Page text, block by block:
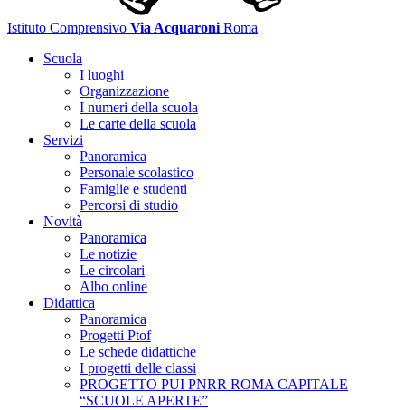
Istituto Comprensivo Via Acquaroni Roma
Scuola
I luoghi
Organizzazione
I numeri della scuola
Le carte della scuola
Servizi
Panoramica
Personale scolastico
Famiglie e studenti
Percorsi di studio
Novità
Panoramica
Le notizie
Le circolari
Albo online
Didattica
Panoramica
Progetti Ptof
Le schede didattiche
I progetti delle classi
PROGETTO PUI PNRR ROMA CAPITALE
“SCUOLE APERTE”